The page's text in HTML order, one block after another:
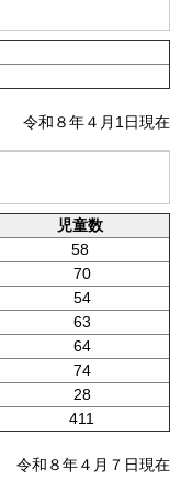
令和８年４月1日現在
児童数
58
70
54
63
64
74
28
411
令和８年４月７日現在